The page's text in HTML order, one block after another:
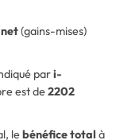
(gains-mises)
pari-
est de2202
lebénéfice total à